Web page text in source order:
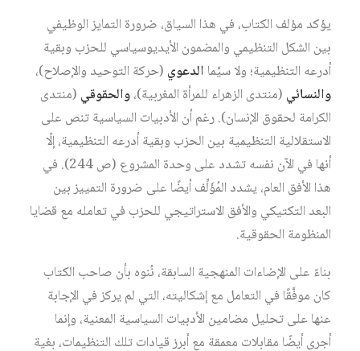
يؤكد مؤلف الكتاب، في هذا السياق، ضرورة التمايز الوظيفي
بين الشكل التنظيمي والمضمون الأيديوسياسي للحزب وبقية
أدرعه التنظيمية؛ ولا سيَّما الدعوي (حركة التوحيد والإصلاح)،
والنسائي (منتدى الزهراء للمرأة المغربية)،والحقوقي (منتدى
الكرامة لحقوق الإنسان). رغم أن الأدبيات السياسية تنص على
الاستقلالية التنظيمية بين الحزب وبقية أدرعه التنظيمية، إلّا
أنها في الآن نفسه تشدد على وحدة المشروع (ص 244). في
هذا الأفق العام، يشدد المُؤَلِّف أيضًا على ضرورة التمييز بين
البعد التكتيكي والأفق الاستراتيجي للحزب في تعامله مع قضايا
المنظومة الحقوقية.
بناءً على الإضاءات المنهجية السابقة، نُنوه بأن صاحب الكتاب
كان موفَّقًا في التعامل مع إشكاليته، التي لم يركز في الإجابة
عنها على تحليل مضامين الأدبيات السياسية المعنية، وإنما
أجرى أيضًا مقابلات معمقة مع أبرز قيادات تلك التنظيمات، بغية